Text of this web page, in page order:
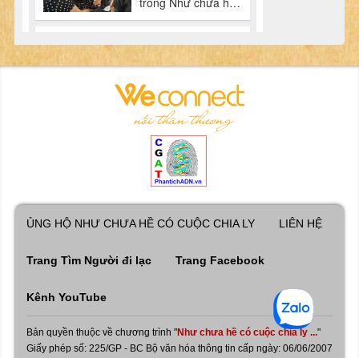
ỦNG HỘ NHƯ CHƯA HỀ CÓ CUỘC CHIA LY LIÊN HỆ
Trang Tìm Người đi lạc Trang Facebook
Kênh YouTube
Bản quyền thuộc về chương trình "Như chưa hề có cuộc chia ly ..."
Giấy phép số: 225/GP - BC Bộ văn hóa thông tin cấp ngày: 06/06/2007